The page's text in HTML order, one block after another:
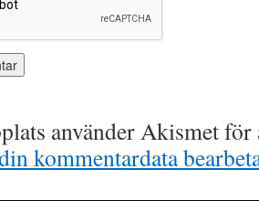
använder Akismet
kommentardata